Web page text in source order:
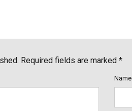
Required fields are marked *
Name